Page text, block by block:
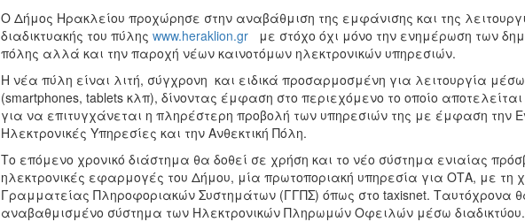
Ο Δήμος Ηρακλείου προχώρησε στην αναβάθμιση της εμφάνισης και της
διαδικτυακής του πύλης www.heraklion.grμε στόχο όχι μόνο την ενημέρωση των
πόλης αλλά και την παροχή νέων καινοτόμων ηλεκτρονικών υπηρεσιών.
Η νέα πύλη είναι λιτή, σύγχρονη και ειδικά προσαρμοσμένη για λειτουργία
(smartphones, tablets κλπ), δίνοντας έμφαση στο περιεχόμενο το οποίο
για να επιτυγχάνεται η πληρέστερη προβολή των υπηρεσιών της με έμφαση την
Ηλεκτρονικές Υπηρεσίες και την Ανθεκτική Πόλη.
Το επόμενο χρονικό διάστημα θα δοθεί σε χρήση και το νέο σύστημα ενιαίας
ηλεκτρονικές εφαρμογές του Δήμου, μία πρωτοποριακή υπηρεσία για ΟΤΑ, με τη
Γραμματείας Πληροφοριακών Συστημάτων (ΓΓΠΣ) όπως στο taxisnet. Ταυτόχρονα
αναβαθμισμένο σύστημα των Ηλεκτρονικών Πληρωμών Οφειλών μέσω διαδικτύου.